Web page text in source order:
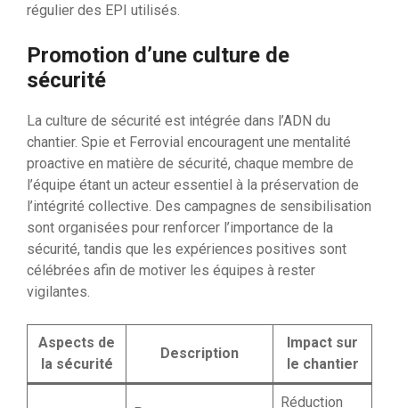
régulier des EPI utilisés.
Promotion d’une culture de
sécurité
La culture de sécurité est intégrée dans l’ADN du
chantier. Spie et Ferrovial encouragent une mentalité
proactive en matière de sécurité, chaque membre de
l’équipe étant un acteur essentiel à la préservation de
l’intégrité collective. Des campagnes de sensibilisation
sont organisées pour renforcer l’importance de la
sécurité, tandis que les expériences positives sont
célébrées afin de motiver les équipes à rester
vigilantes.
Aspects de
la sécurité
Description
Impact sur
le chantier
Réduction